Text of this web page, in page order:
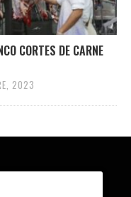
CORTES DE CARNE
2023